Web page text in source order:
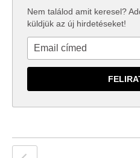
Nem találod amit keresel?
küldjük az új hirdetéseket!